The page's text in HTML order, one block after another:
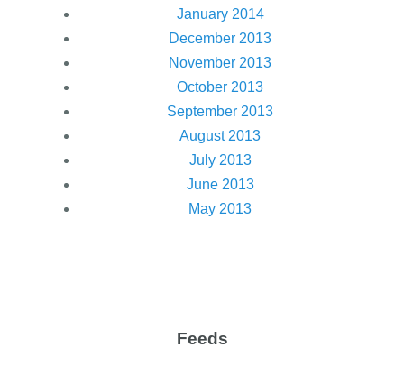
January 2014
December 2013
November 2013
October 2013
September 2013
August 2013
July 2013
June 2013
May 2013
Feeds